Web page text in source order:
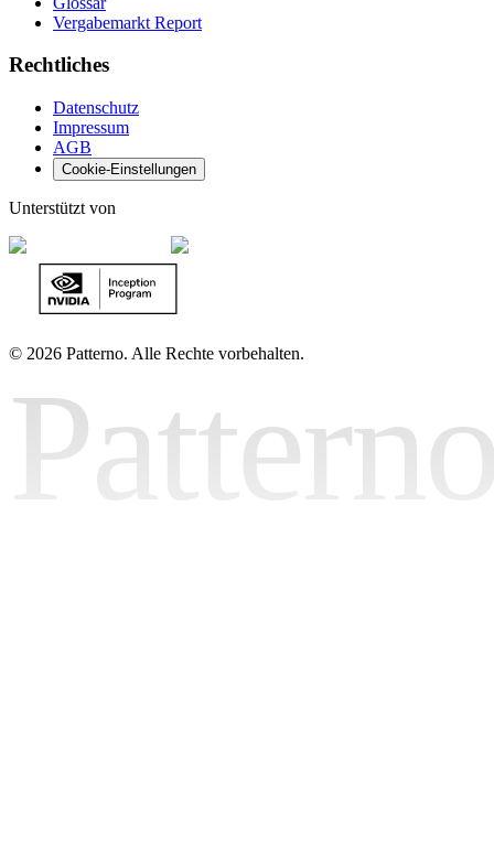
Vergabemarkt Report
Rechtliches
Datenschutz
Impressum
AGB
Cookie-Einstellungen
Unterstützt von
© 2026 Patterno. Alle Rechte vorbehalten.